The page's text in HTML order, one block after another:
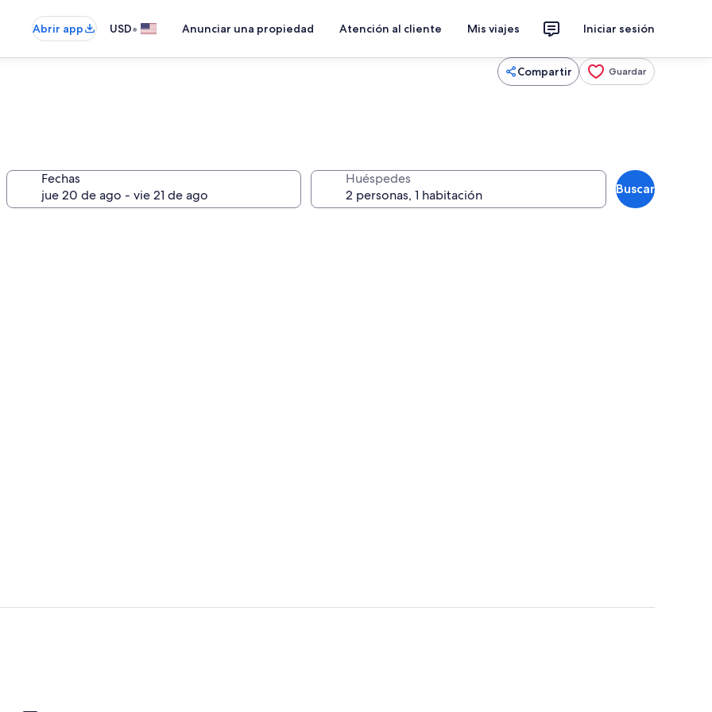
Abrir app USD• Anunciar una propiedad Atención al cliente Mis viajes Iniciar sesión
Compartir Guardar
Fechas Huéspedes
Buscar